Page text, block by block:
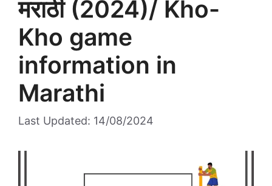
मराठी (2024)/ Kho-
Kho game
information in
Marathi
Last Updated: 14/08/2024